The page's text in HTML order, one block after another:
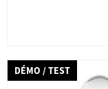
DÉMO / TEST